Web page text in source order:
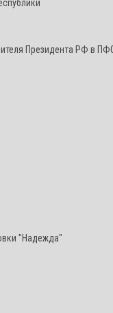
Президента РФ в
"Надежда"